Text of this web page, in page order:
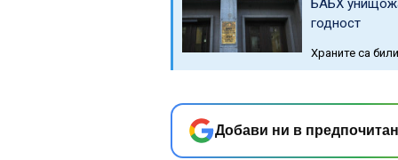
БАБХ
годност
Храните са
Добави ни в